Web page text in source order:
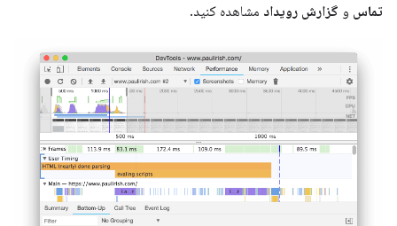
تماس و گزارش رویداد مشاهده کنید.